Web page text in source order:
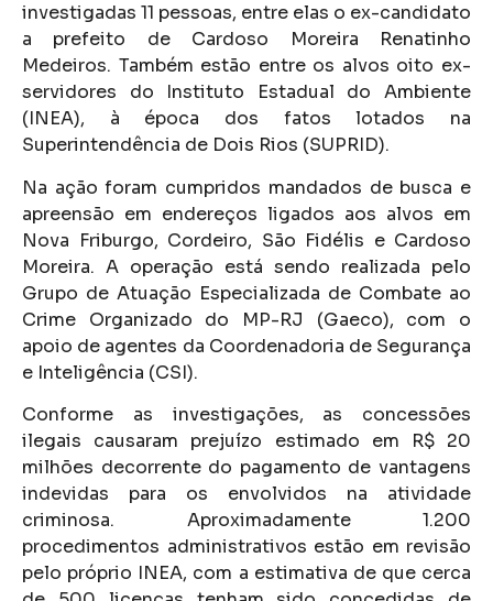
investigadas 11 pessoas, entre elas o ex-candidato
a prefeito de Cardoso Moreira Renatinho
Medeiros. Também estão entre os alvos oito ex-
servidores do Instituto Estadual do Ambiente
(INEA), à época dos fatos lotados na
Superintendência de Dois Rios (SUPRID).
Na ação foram cumpridos mandados de busca e
apreensão em endereços ligados aos alvos em
Nova Friburgo, Cordeiro, São Fidélis e Cardoso
Moreira. A operação está sendo realizada pelo
Grupo de Atuação Especializada de Combate ao
Crime Organizado do MP-RJ (Gaeco), com o
apoio de agentes da Coordenadoria de Segurança
e Inteligência (CSI).
Conforme as investigações, as concessões
ilegais causaram prejuízo estimado em R$ 20
milhões decorrente do pagamento de vantagens
indevidas para os envolvidos na atividade
criminosa. Aproximadamente 1.200
procedimentos administrativos estão em revisão
pelo próprio INEA, com a estimativa de que cerca